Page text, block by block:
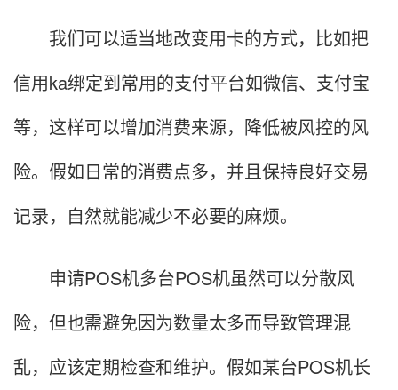
我们可以适当地改变用卡的方式，比如把
信用ka绑定到常用的支付平台如微信、支付宝
等，这样可以增加消费来源，降低被风控的风
险。假如日常的消费点多，并且保持良好交易
记录，自然就能减少不必要的麻烦。
申请POS机多台POS机虽然可以分散风
险，但也需避免因为数量太多而导致管理混
乱，应该定期检查和维护。假如某台POS机长